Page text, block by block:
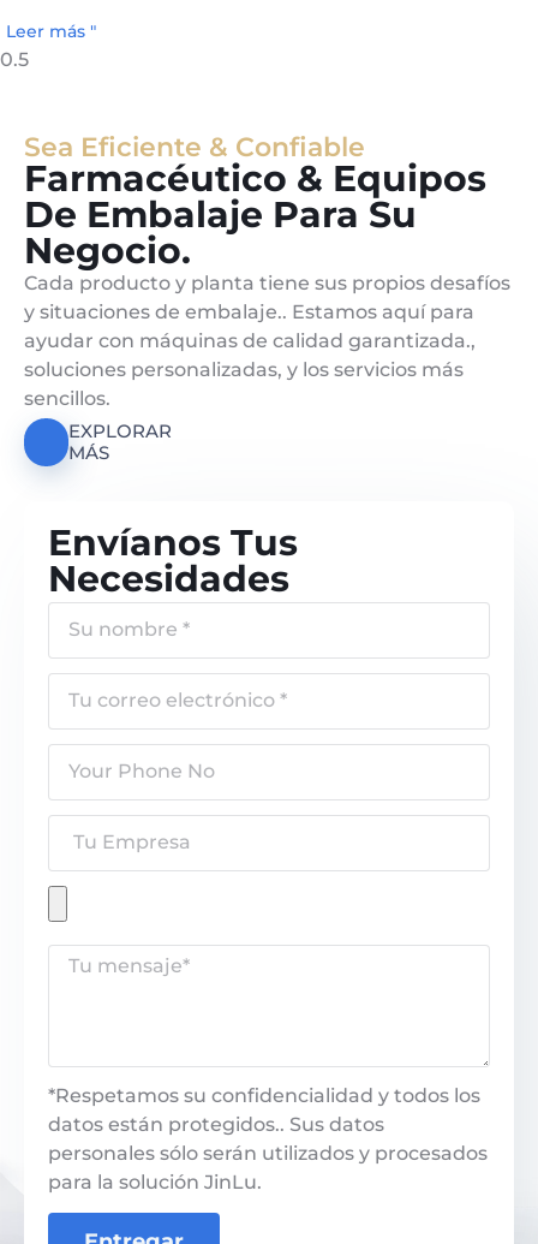
Leer más "
Sea Eficiente & Confiable
Farmacéutico & Equipos
De Embalaje Para Su
Negocio.
Cada producto y planta tiene sus propios desafíos
y situaciones de embalaje.. Estamos aquí para
ayudar con máquinas de calidad garantizada.,
soluciones personalizadas, y los servicios más
sencillos.
EXPLORAR
MÁS
Envíanos Tus
Necesidades
*Respetamos su confidencialidad y todos los
datos están protegidos.. Sus datos
personales sólo serán utilizados y procesados
​​para la solución JinLu.